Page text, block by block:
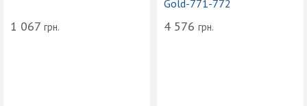
1 067 грн.
Gold-771-772
4 576 грн.